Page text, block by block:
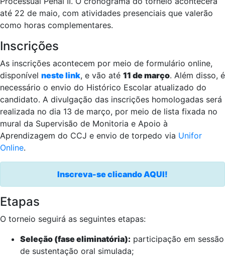
até 22 de maio, com atividades presenciais que valerão
como horas complementares.
Inscrições
As inscrições acontecem por meio de formulário online,
disponível neste link, e vão até 11 de março. Além disso, é
necessário o envio do Histórico Escolar atualizado do
candidato. A divulgação das inscrições homologadas será
realizada no dia 13 de março, por meio de lista fixada no
mural da Supervisão de Monitoria e Apoio à
Aprendizagem do CCJ e envio de torpedo via Unifor
Online.
Inscreva-se clicando AQUI!
Etapas
O torneio seguirá as seguintes etapas:
Seleção (fase eliminatória): participação em sessão
de sustentação oral simulada;